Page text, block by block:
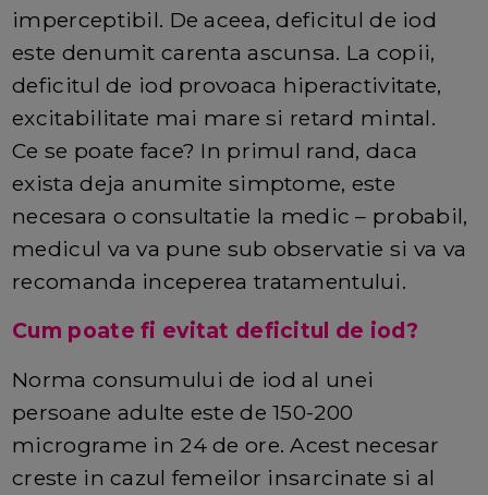
imperceptibil. De aceea, deficitul de iod
este denumit carenta ascunsa. La copii,
deficitul de iod provoaca hiperactivitate,
excitabilitate mai mare si retard mintal.
Ce se poate face? In primul rand, daca
exista deja anumite simptome, este
necesara o consultatie la medic – probabil,
medicul va va pune sub observatie si va va
recomanda inceperea tratamentului.
Cum poate fi evitat deficitul de iod?
Norma consumului de iod al unei
persoane adulte este de 150-200
micrograme in 24 de ore. Acest necesar
creste in cazul femeilor insarcinate si al